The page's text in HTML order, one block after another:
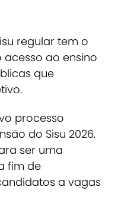
regular tem o
ao ensino
que
processo
do Sisu 2026.
ser uma
fim de
a vagas